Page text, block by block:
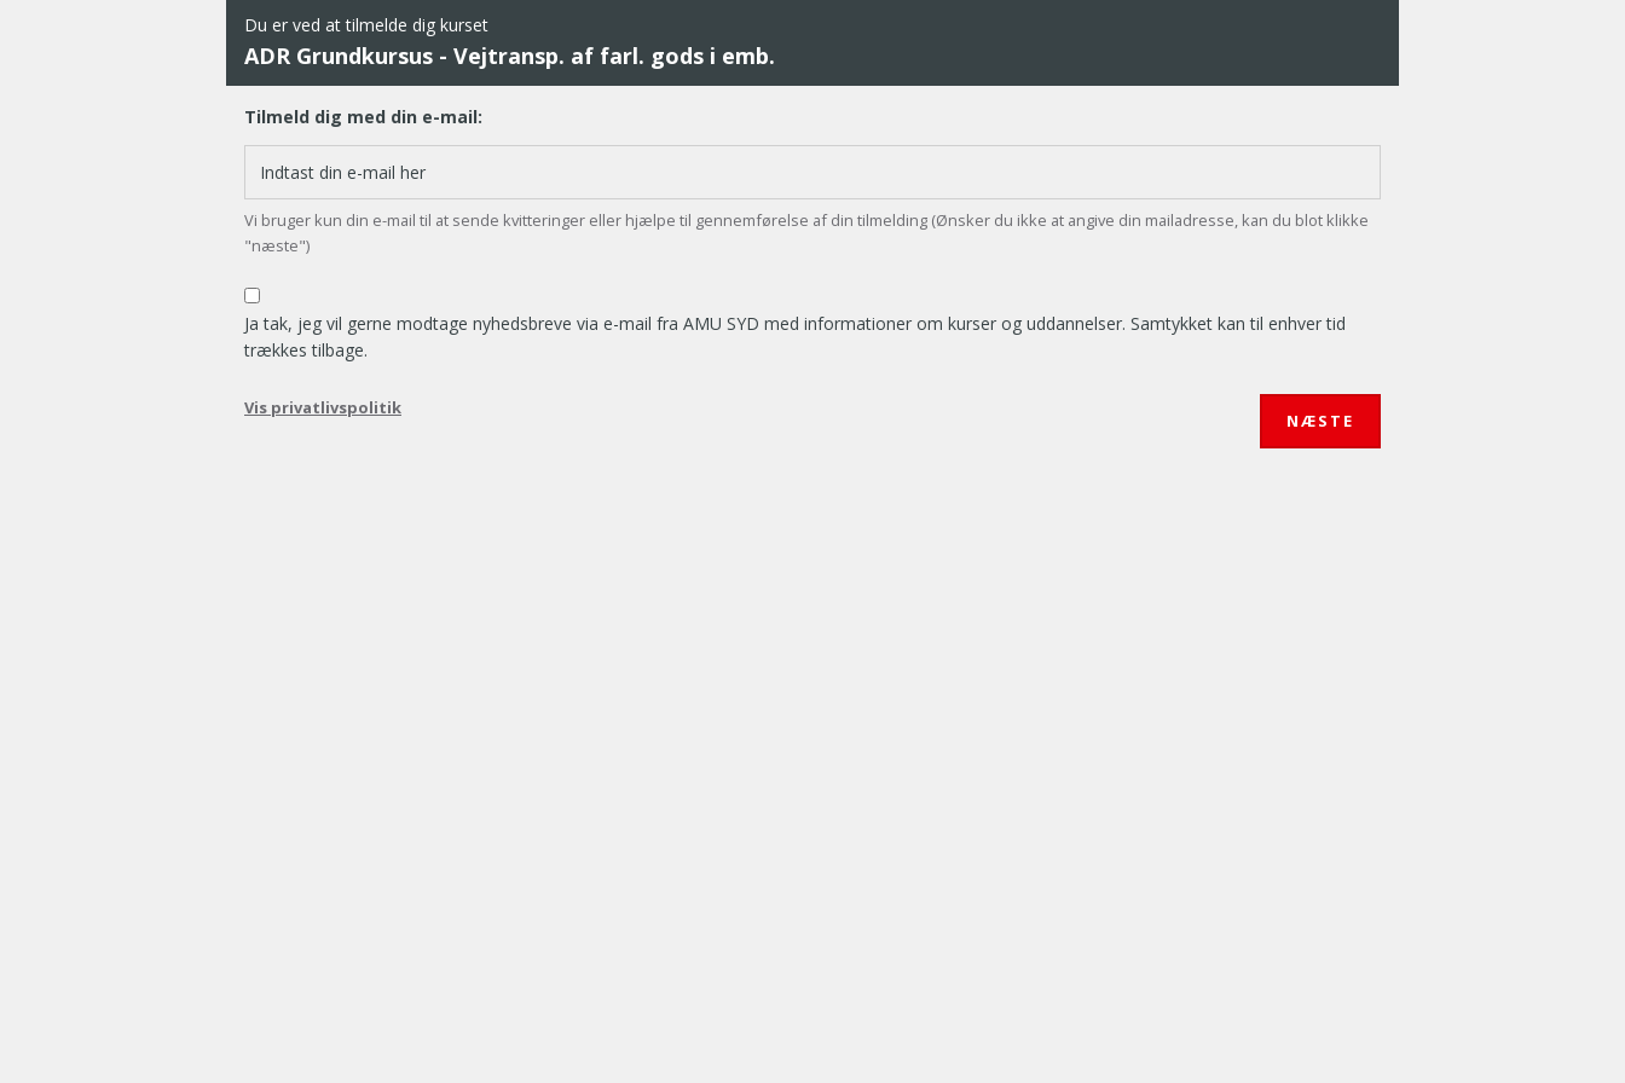
Du er ved at tilmelde dig kurset
ADR Grundkursus - Vejtransp. af farl. gods i emb.
Tilmeld dig med din e-mail:
Vi bruger kun din e-mail til at sende kvitteringer eller hjælpe til gennemførelse af din tilmelding (Ønsker du ikke at angive din mailadresse, kan du blot klikke
"næste")
Ja tak, jeg vil gerne modtage nyhedsbreve via e-mail fra AMU SYD med informationer om kurser og uddannelser. Samtykket kan til enhver tid
trækkes tilbage.
Vis privatlivspolitik